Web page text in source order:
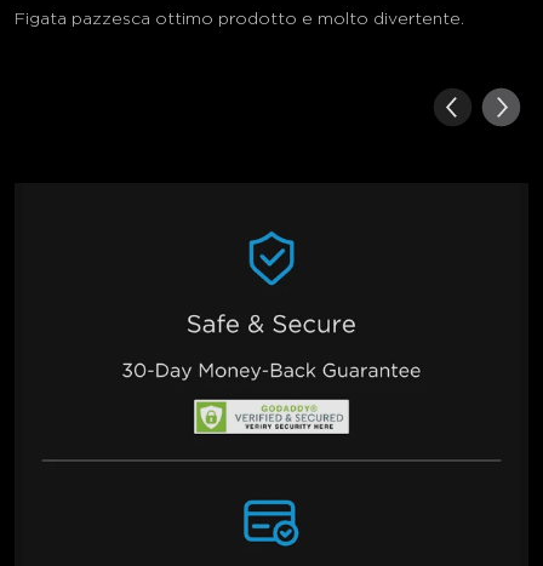
Figata pazzesca ottimo prodotto e molto divertente.